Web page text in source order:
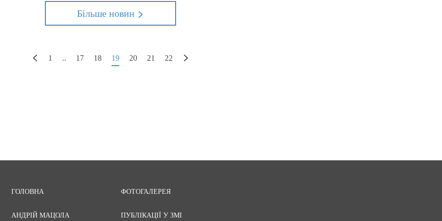
Більше новин
1 .. 17 18 19 20 21 22
ГОЛОВНА
АНДРІЙ МАЦОЛА
ФОТОГАЛЕРЕЯ
ПУБЛІКАЦІЇ У ЗМІ